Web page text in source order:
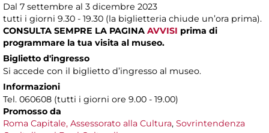
Dal 7 settembre al 3 dicembre 2023
tutti i giorni 9.30 - 19.30 (la biglietteria chiude un’ora prima).
CONSULTA SEMPRE LA PAGINA AVVISI prima di
programmare la tua visita al museo.
Biglietto d'ingresso
Si accede con il biglietto d’ingresso al museo.
Informazioni
Tel. 060608 (tutti i giorni ore 9.00 - 19.00)
Promosso da
Roma Capitale, Assessorato alla Cultura, Sovrintendenza